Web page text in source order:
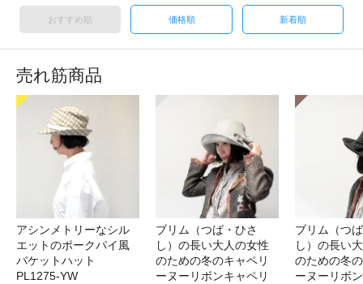
おすすめ順 価格順 新着順
売れ筋商品
アシンメトリーなシル
エットのポークパイ風
バケットハット
PL1275-YW
ブリム（つば・ひさ
し）の長い大人の女性
のための冬のキャペリ
ーヌーリボンキャペリ
ブリム（つ
し）の長い
のための冬
ーヌーリボ